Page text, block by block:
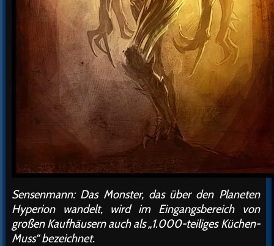
Sensenmann: Das Monster, das über den Planeten
Hyperion wandelt, wird im Eingangsbereich von
großen Kaufhäusern auch als „1.000-teiliges Küchen-
Muss“ bezeichnet.